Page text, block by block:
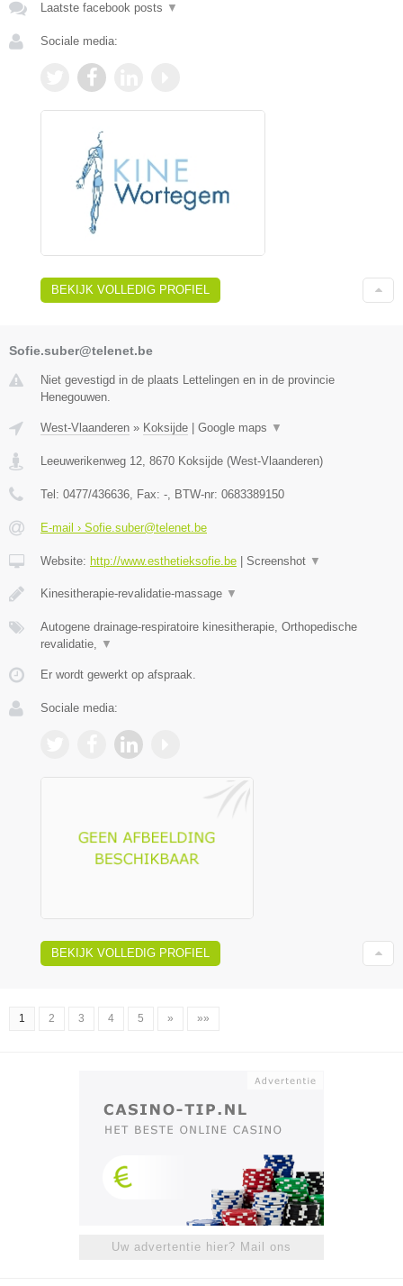
Laatste facebook posts ▼
Sociale media:
BEKIJK VOLLEDIG PROFIEL
Sofie.suber@telenet.be
Niet gevestigd in de plaats Lettelingen en in de provincie
Henegouwen.
West-Vlaanderen » Koksijde | Google maps ▼
Leeuwerikenweg 12 8670 Koksijde (West-Vlaanderen)
Tel: 0477/436636 , Fax: - , BTW-nr: 0683389150
E-mail › Sofie.suber@telenet.be
Website: http://www.esthetieksofie.be | Screenshot ▼
Kinesitherapie-revalidatie-massage ▼
Autogene drainage-respiratoire kinesitherapie, Orthopedische
revalidatie,
▼
Er wordt gewerkt op afspraak.
Sociale media:
BEKIJK VOLLEDIG PROFIEL
1 2 3 4 5 » »»
Uw advertentie hier? Mail ons